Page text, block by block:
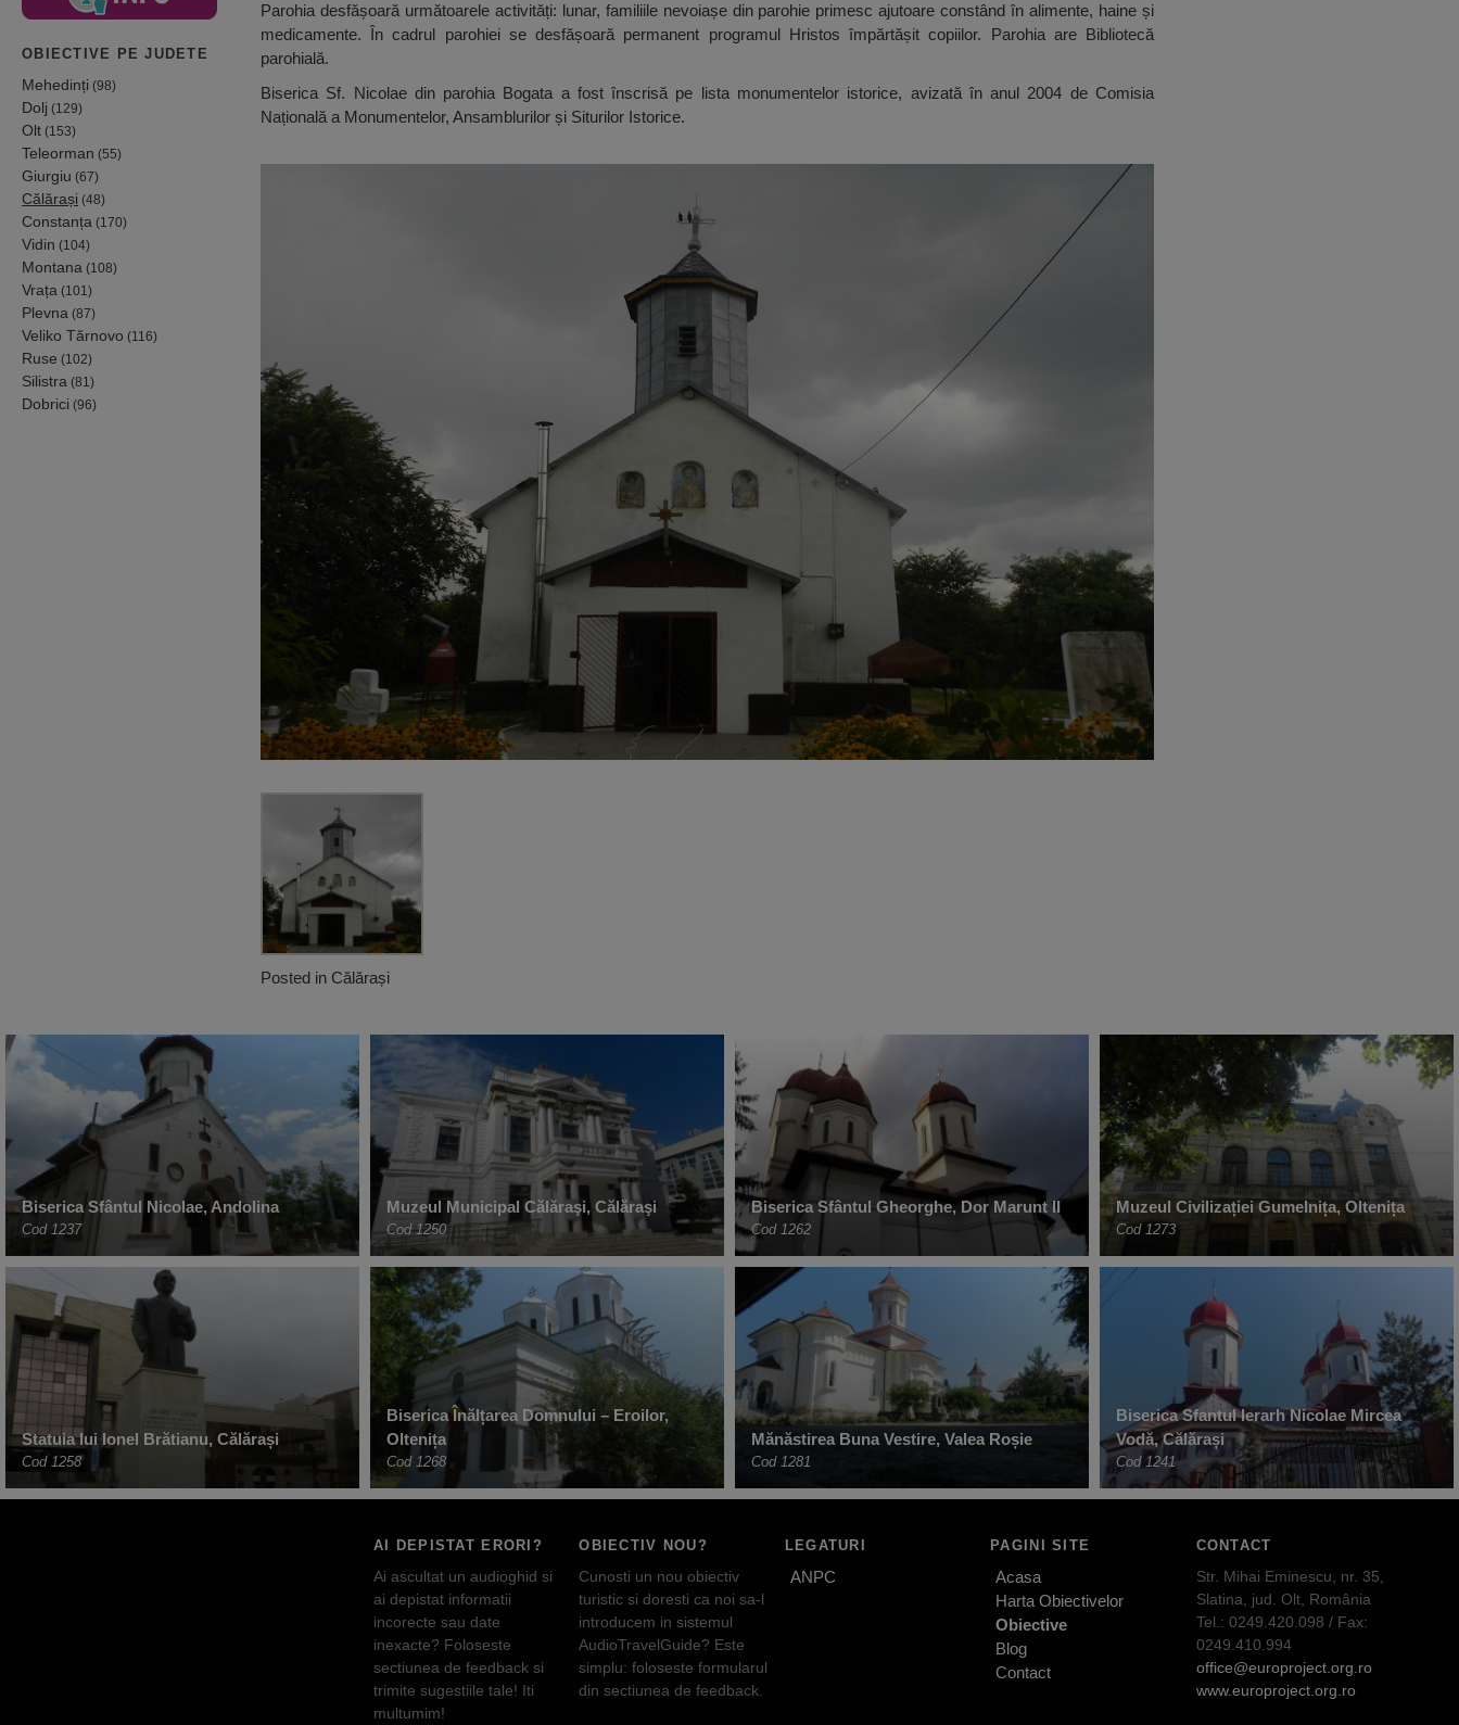
OBIECTIVE PE JUDETE
Mehedinți (98)
Dolj (129)
Olt (153)
Teleorman (55)
Giurgiu (67)
Călărași (48)
Constanța (170)
Vidin (104)
Montana (108)
Vrața (101)
Plevna (87)
Veliko Tărnovo (116)
Ruse (102)
Silistra (81)
Dobrici (96)
Parohia desfășoară următoarele activități: lunar, familiile nevoiașe din parohie primesc ajutoare constând în alimente, haine și
medicamente. În cadrul parohiei se desfășoară permanent programul Hristos împărtășit copiilor. Parohia are Bibliotecă
parohială.
Biserica Sf. Nicolae din parohia Bogata a fost înscrisă pe lista monumentelor istorice, avizată în anul 2004 de Comisia
Națională a Monumentelor, Ansamblurilor și Siturilor Istorice.
Posted in Călărași
Biserica Sfântul Nicolae, Andolina
Cod 1237
Muzeul Municipal Călăraşi, Călăraşi
Cod 1250
Biserica Sfântul Gheorghe, Dor Marunt II
Cod 1262
Muzeul Civilizației Gumelnița, Oltenița
Cod 1273
Statuia lui Ionel Brătianu, Călărași
Cod 1258
Biserica Înălțarea Domnului – Eroilor,
Oltenița
Cod 1268
Mănăstirea Buna Vestire, Valea Roșie
Cod 1281
Biserica Sfantul Ierarh Nicolae Mircea
Vodă, Călărași
Cod 1241
AI DEPISTAT ERORI?
Ai ascultat un audioghid si
ai depistat informatii
incorecte sau date
inexacte? Foloseste
sectiunea de feedback si
trimite sugestiile tale! Iti
multumim!
OBIECTIV NOU?
Cunosti un nou obiectiv
turistic si doresti ca noi sa-l
introducem in sistemul
AudioTravelGuide? Este
simplu: foloseste formularul
din sectiunea de feedback.
LEGATURI
ANPC
PAGINI SITE
Acasa
Harta Obiectivelor
Obiective
Blog
Contact
CONTACT
Str. Mihai Eminescu, nr. 35,
Slatina, jud. Olt, România
Tel.: 0249.420.098 / Fax:
0249.410.994
office@europroject.org.ro
www.europroject.org.ro